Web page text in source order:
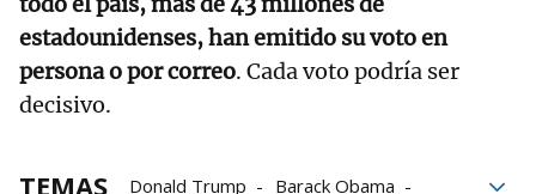
estadounidenses, han emitido su voto en
persona o por correo. Cada voto podría ser
decisivo.
TEMAS Donald Trump
Barack Obama